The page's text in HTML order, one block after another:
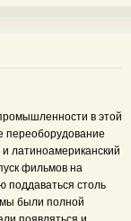
в этой
переоборудование
и латиноамериканский
фильмов на
поддаваться столь
были полной